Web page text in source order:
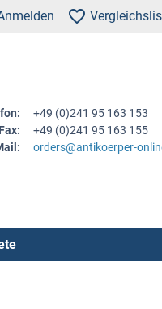
+49 (0)241 95 163 153
Fax:
+49 (0)241 95 163 155
orders@antikoerper-